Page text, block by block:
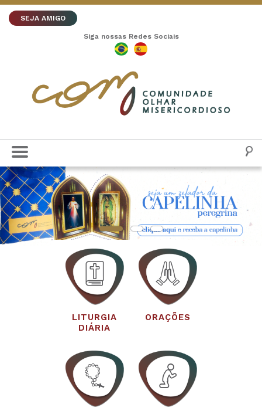
SEJA AMIGO
Siga nossas Redes Sociais
LITURGIA
DIÁRIA
ORAÇÕES